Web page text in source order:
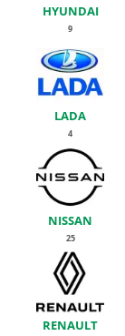
HYUNDAI
9
LADA
4
NISSAN
25
RENAULT